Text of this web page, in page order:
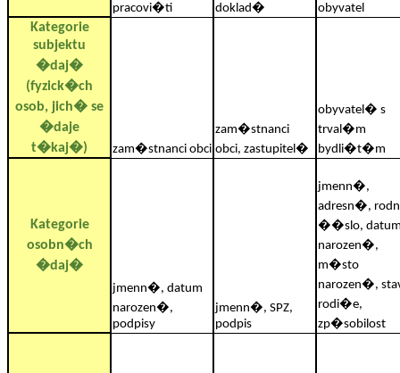
pracovi�ti
doklad�
obyvatel
Kategorie
subjektu
�daj�
(fyzick�ch
osob, jich� se
�daje
t�kaj�)
zam�stnanci obci
zam�stnanci
obci, zastupitel�
obyvatel� s
trval�m
bydli�t�m
Kategorie
osobn�ch
�daj�
jmenn�, datum
narozen�,
podpisy
jmenn�, SPZ,
podpis
jmenn�,
adresn�,
��slo,
narozen�,
m�sto
narozen�,
rodi�e,
zp�sobilost